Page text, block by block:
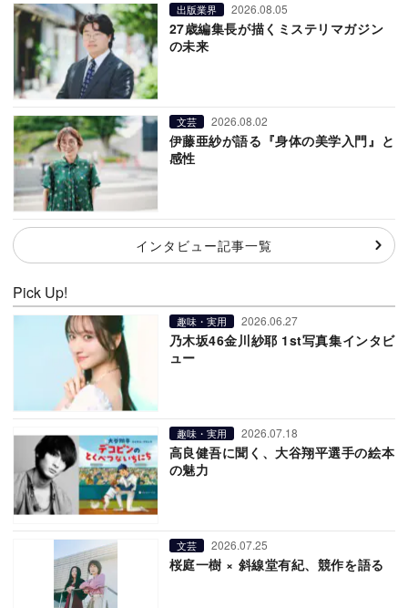
出版業界 2026.08.05
27歳編集長が描くミステリマガジン
の未来
文芸 2026.08.02
伊藤亜紗が語る『身体の美学入門』と
感性
インタビュー記事一覧
Pick Up!
趣味・実用 2026.06.27
乃木坂46金川紗耶 1st写真集インタビ
ュー
趣味・実用 2026.07.18
高良健吾に聞く、大谷翔平選手の絵本
の魅力
文芸 2026.07.25
桜庭一樹 × 斜線堂有紀、競作を語る